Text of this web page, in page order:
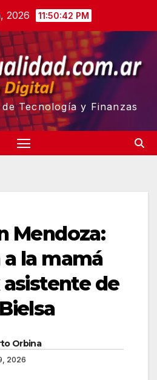
2026 11:50:43 PM
Tecnología y Finanzas
Mendoza:
la mamá
de
Orbina
2026